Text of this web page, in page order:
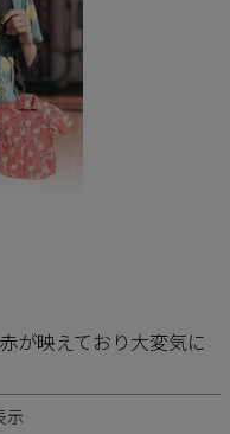
が映えており大変気に
示